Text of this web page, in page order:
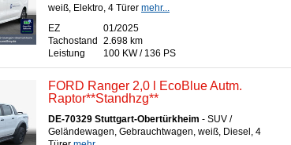
weiß, Elektro, 4 Türer mehr...
EZ
01/2025
Tachostand
2.698 km
Leistung
100 KW / 136 PS
FORD Ranger 2,0 l EcoBlue Autm.
Raptor**Standhzg**
DE-70329 Stuttgart-Obertürkheim - SUV /
Geländewagen, Gebrauchtwagen, weiß, Diesel, 4